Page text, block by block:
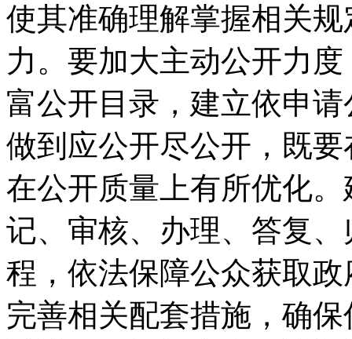
使其准确理解掌握相关
力。要加大主动公开力
富公开目录，建立依申
做到应公开尽公开，既
在公开质量上有所优化
记、审核、办理、答复
程，依法保障公众获取
完善相关配套措施，确